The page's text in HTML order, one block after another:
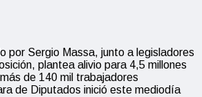
por Sergio Massa, junto a legisladores
plantea alivio para 4,5 millones
de 140 mil trabajadores
de Diputados inició este mediodía